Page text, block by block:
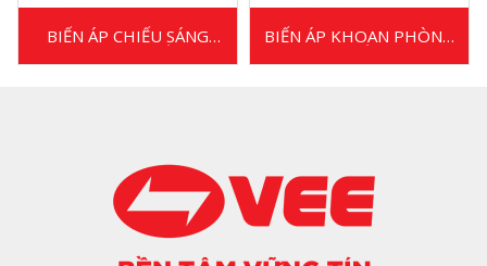
BIẾN ÁP CHIẾU SÁNG
BIẾN ÁP KHOAN PHÒNG